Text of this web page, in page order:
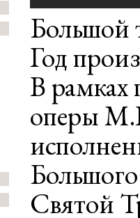
Большой
Год
В рамках
оперы
Святой